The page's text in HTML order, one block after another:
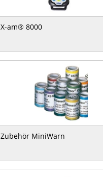
X-am® 8000
Zubehör MiniWarn